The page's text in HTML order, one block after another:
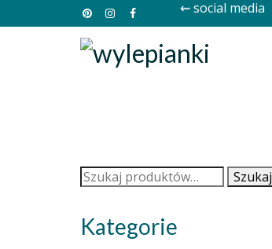
⇜ social media
Szukaj: Szukaj
Kategorie